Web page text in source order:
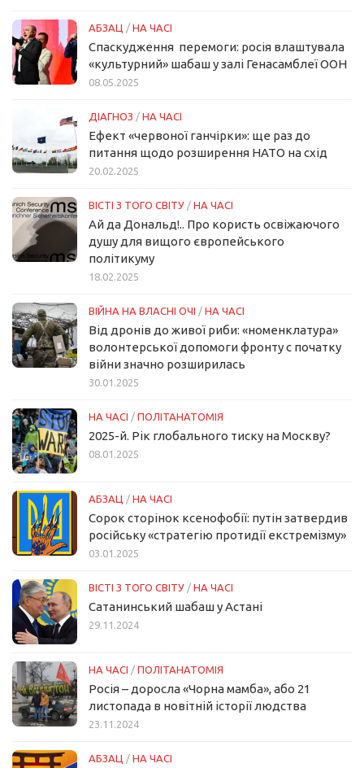
АБЗАЦ / НА ЧАСІ
Спаскудження перемоги: росія влаштувала
«культурний» шабаш у залі Генасамблеї ООН
08.05.2025
ДІАГНОЗ / НА ЧАСІ
Ефект «червоної ганчірки»: ще раз до
питання щодо розширення НАТО на схід
20.02.2025
ВІСТІ З ТОГО СВІТУ / НА ЧАСІ
Ай да Дональд!.. Про користь освіжаючого
душу для вищого європейського
політикуму
18.02.2025
ВІЙНА НА ВЛАСНІ ОЧІ / НА ЧАСІ
Від дронів до живої риби: «номенклатура»
волонтерської допомоги фронту с початку
війни значно розширилась
30.01.2025
НА ЧАСІ / ПОЛІТАНАТОМІЯ
2025-й. Рік глобального тиску на Москву?
08.01.2025
АБЗАЦ / НА ЧАСІ
Сорок сторінок ксенофобії: путін затвердив
російську «стратегію протидії екстремізму»
03.01.2025
ВІСТІ З ТОГО СВІТУ / НА ЧАСІ
Сатанинський шабаш у Астані
29.11.2024
НА ЧАСІ / ПОЛІТАНАТОМІЯ
Росія – доросла «Чорна мамба», або 21
листопада в новітній історії людства
23.11.2024
АБЗАЦ / НА ЧАСІ